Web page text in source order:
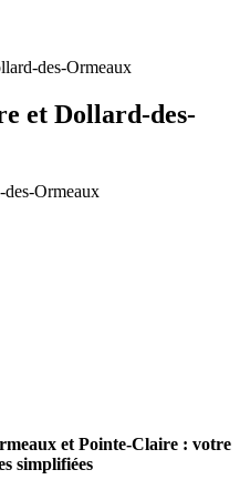
des-Ormeaux
et Dollard-des-
Ormeaux
et Pointe-Claire : votre
simplifiées